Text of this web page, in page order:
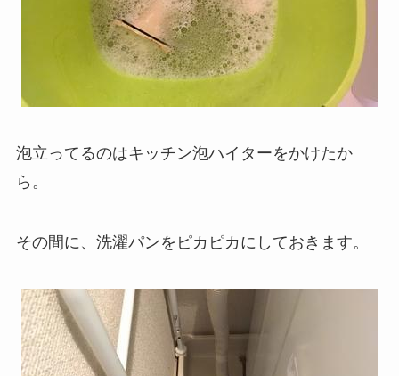
泡立ってるのはキッチン泡ハイターをかけたか
ら。
その間に、洗濯パンをピカピカにしておきます。